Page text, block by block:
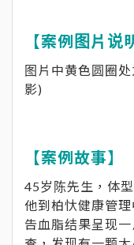
【案例图片说
图片中黄色圆圈
影)
【案例故事】
45岁陈先生，体
他到柏忕健康管
告血脂结果呈现